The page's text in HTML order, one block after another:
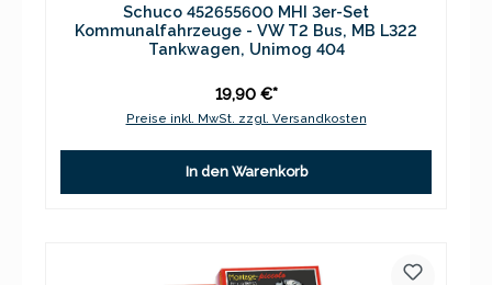
Schuco 452655600 MHI 3er-Set
Kommunalfahrzeuge - VW T2 Bus, MB L322
Tankwagen, Unimog 404
19,90 €*
Preise inkl. MwSt. zzgl. Versandkosten
In den Warenkorb